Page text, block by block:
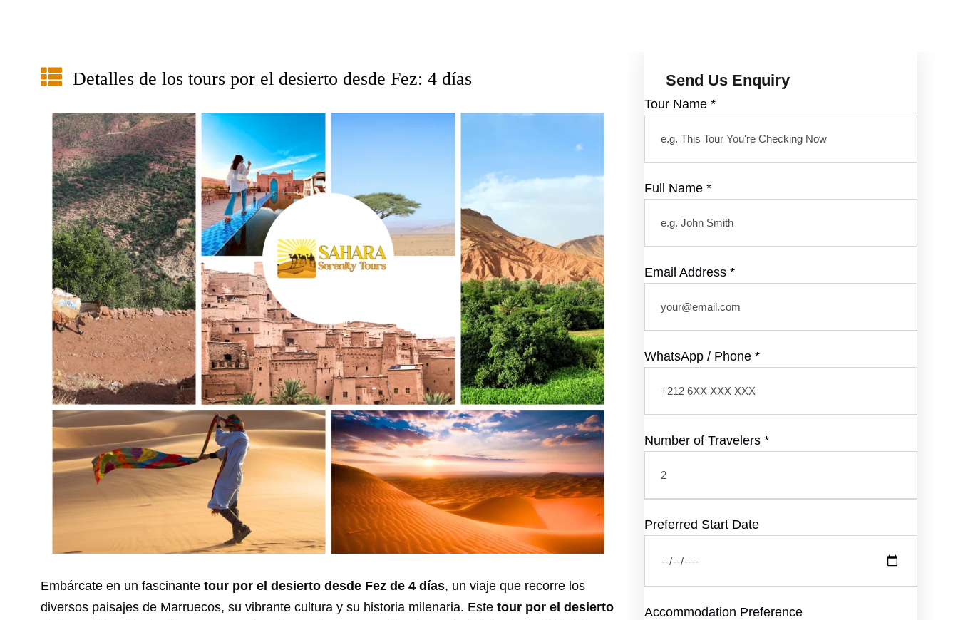
Detalles de los tours por el desierto desde Fez: 4 días
Embárcate en un fascinante tour por el desierto desde Fez de 4 días, un viaje que recorre los
diversos paisajes de Marruecos, su vibrante cultura y su historia milenaria. Este tour por el desierto
Send Us Enquiry
Tour Name *
Full Name *
Email Address *
WhatsApp / Phone *
Number of Travelers *
Preferred Start Date
Accommodation Preference